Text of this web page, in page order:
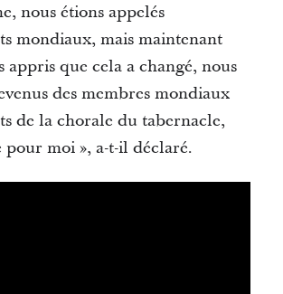
nous étions appelés
mondiaux, mais maintenant
appris que cela a changé, nous
des membres mondiaux
de la chorale du tabernacle,
moi », a-t-il déclaré.